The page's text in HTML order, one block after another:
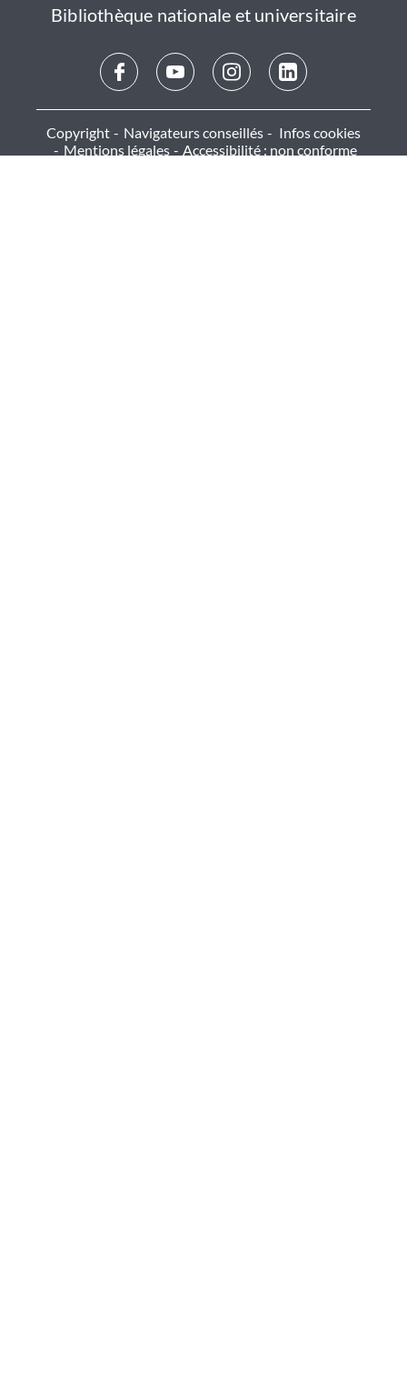
Bibliothèque nationale et universitaire
Copyright Navigateurs conseillés
Infos cookies
Mentions légales
Accessibilité : non conforme